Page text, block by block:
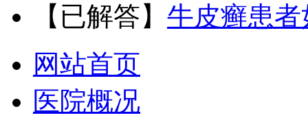
【已解答】 牛皮癣患
网站首页
医院概况